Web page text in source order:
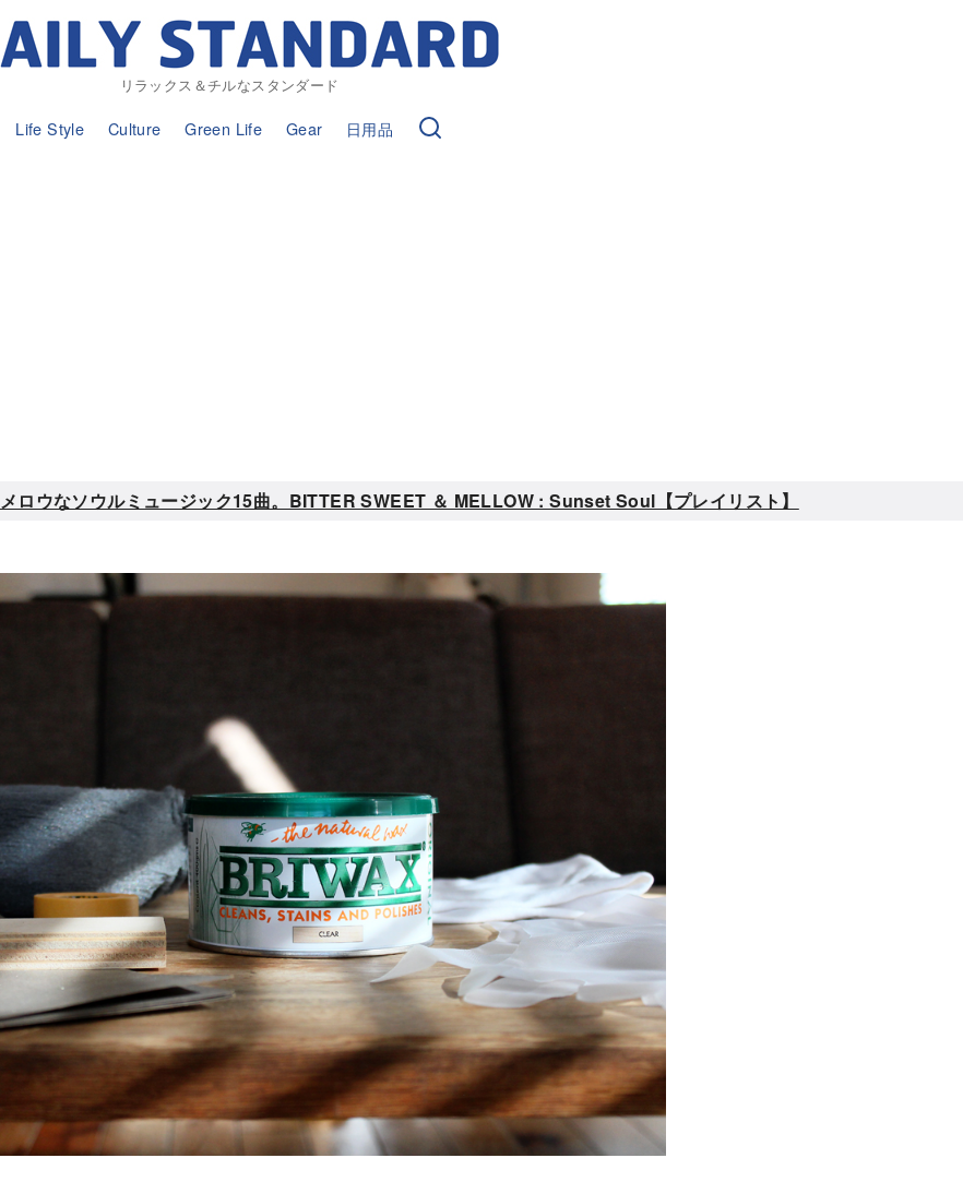
リラックス＆チルなスタンダード
Life Style Culture Green Life Gear 日用品
ロウなソウルミュージック15曲。BITTER SWEET ＆ MELLOW : Sunset Soul【プレイリスト】